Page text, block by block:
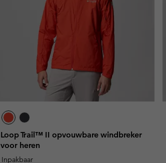
Loop Trail™ II opvouwbare windbreker
voor heren
Inpakbaar